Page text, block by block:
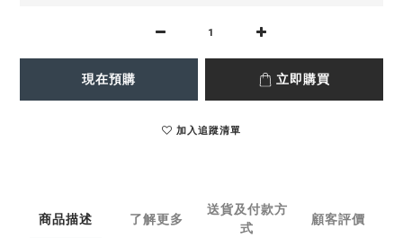
現在預購 立即購買
加入追蹤清單
商品描述 了解更多
送貨及付款方
式
顧客評價